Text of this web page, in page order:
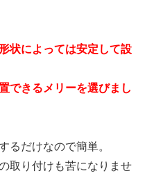
状によっては安定して設
できるメリーを選びまし
るだけなので簡単。
取り付けも苦になりませ